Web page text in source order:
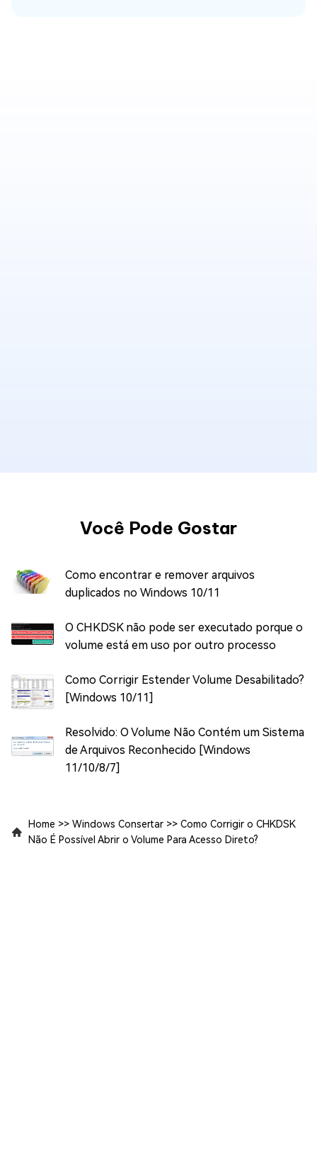
Você Pode Gostar
Como encontrar e remover arquivos
duplicados no Windows 10/11
O CHKDSK não pode ser executado porque o
volume está em uso por outro processo
Como Corrigir Estender Volume Desabilitado?
[Windows 10/11]
Resolvido: O Volume Não Contém um Sistema
de Arquivos Reconhecido [Windows
11/10/8/7]
Home >> Windows Consertar >> Como Corrigir o CHKDSK
Não É Possível Abrir o Volume Para Acesso Direto?